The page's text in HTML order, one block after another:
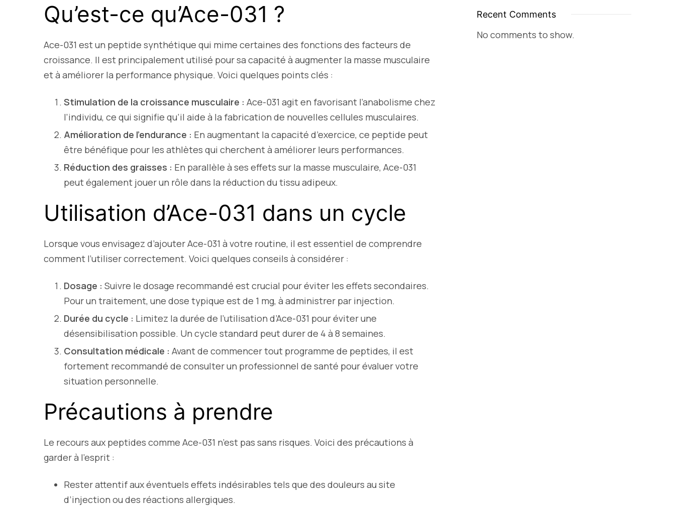
Qu’est-ce qu’Ace-031 ?
Ace-031 est un peptide synthétique qui mime certaines des fonctions des facteurs de
croissance. Il est principalement utilisé pour sa capacité à augmenter la masse musculaire
et à améliorer la performance physique. Voici quelques points clés :
Stimulation de la croissance musculaire : Ace-031 agit en favorisant l’anabolisme chez
l’individu, ce qui signifie qu’il aide à la fabrication de nouvelles cellules musculaires.
Amélioration de l’endurance : En augmentant la capacité d’exercice, ce peptide peut
être bénéfique pour les athlètes qui cherchent à améliorer leurs performances.
Réduction des graisses : En parallèle à ses effets sur la masse musculaire, Ace-031
peut également jouer un rôle dans la réduction du tissu adipeux.
Utilisation d’Ace-031 dans un cycle
Lorsque vous envisagez d’ajouter Ace-031 à votre routine, il est essentiel de comprendre
comment l’utiliser correctement. Voici quelques conseils à considérer :
Dosage : Suivre le dosage recommandé est crucial pour éviter les effets secondaires.
Pour un traitement, une dose typique est de 1 mg, à administrer par injection.
Durée du cycle : Limitez la durée de l’utilisation d’Ace-031 pour éviter une
désensibilisation possible. Un cycle standard peut durer de 4 à 8 semaines.
Consultation médicale : Avant de commencer tout programme de peptides, il est
fortement recommandé de consulter un professionnel de santé pour évaluer votre
situation personnelle.
Précautions à prendre
Le recours aux peptides comme Ace-031 n’est pas sans risques. Voici des précautions à
garder à l’esprit :
Rester attentif aux éventuels effets indésirables tels que des douleurs au site
d’injection ou des réactions allergiques.
Recent Comments
No comments to show.